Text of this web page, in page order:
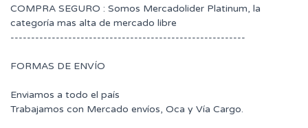
COMPRA SEGURO : Somos Mercadolider Platinum, la
categoría mas alta de mercado libre
---------------------------------------------------------
FORMAS DE ENVÍO
Enviamos a todo el país
Trabajamos con Mercado envíos, Oca y Vía Cargo.